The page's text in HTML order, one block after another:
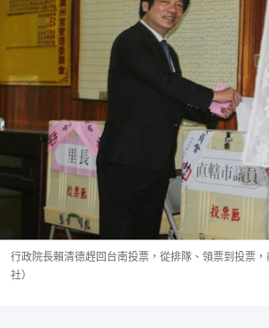
行政院長賴清德趕回台南投票，從排隊、領票到投票
社）